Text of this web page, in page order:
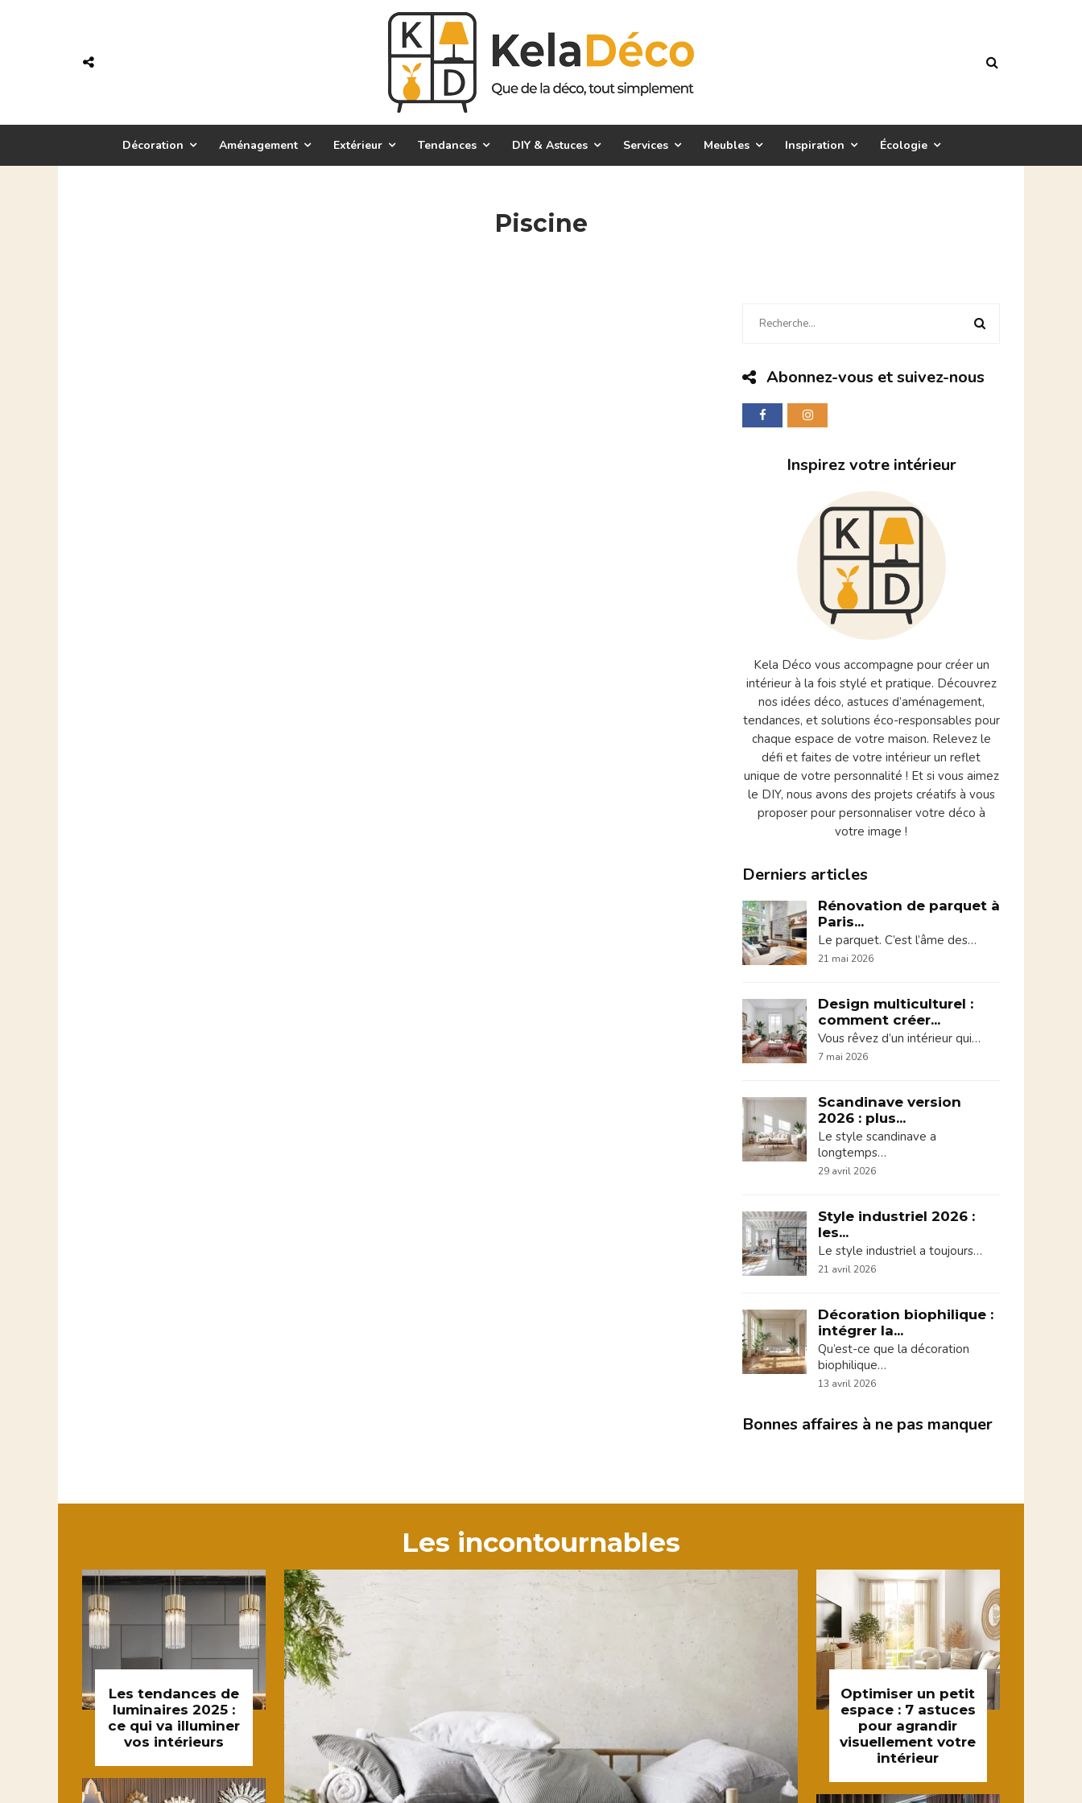
Décoration Aménagement Extérieur Tendances DIY & Astuces Services Meubles Inspiration Écologie
Piscine
Abonnez-vous et suivez-nous
Inspirez votre intérieur
Kela Déco vous accompagne pour créer un
intérieur à la fois stylé et pratique. Découvrez
nos idées déco, astuces d’aménagement,
tendances, et solutions éco-responsables pour
chaque espace de votre maison. Relevez le
défi et faites de votre intérieur un reflet
unique de votre personnalité ! Et si vous aimez
le DIY, nous avons des projets créatifs à vous
proposer pour personnaliser votre déco à
votre image !
Derniers articles
Rénovation de parquet à
Paris...
Le parquet. C’est l’âme des…
21 mai 2026
Design multiculturel :
comment créer...
Vous rêvez d’un intérieur qui…
7 mai 2026
Scandinave version
2026 : plus...
Le style scandinave a
longtemps…
29 avril 2026
Style industriel 2026 :
les...
Le style industriel a toujours…
21 avril 2026
Décoration biophilique :
intégrer la...
Qu’est-ce que la décoration
biophilique…
13 avril 2026
Bonnes affaires à ne pas manquer
Les incontournables
Les tendances de
luminaires 2025 :
ce qui va illuminer
vos intérieurs
Optimiser un petit
espace : 7 astuces
pour agrandir
visuellement votre
intérieur